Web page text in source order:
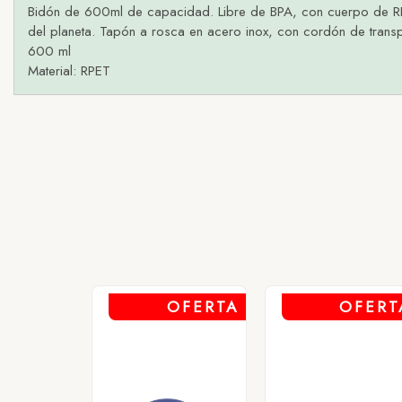
Bidón de 600ml de capacidad. Libre de BPA, con cuerpo de
del planeta. Tapón a rosca en acero inox, con cordón de
600 ml
Material: RPET
4 -
OFERTA